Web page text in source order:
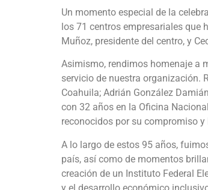
Un momento especial de la
los 71 centros empresariales que
Muñoz, presidente del centro, y
Asimismo, rendimos homenaje a
servicio de nuestra organización.
Coahuila; Adrián González
con 32 años en la Oficina
reconocidos por su compromiso
A lo largo de estos 95 años,
país, así como de momentos
creación de un Instituto Federal
y el desarrollo económico